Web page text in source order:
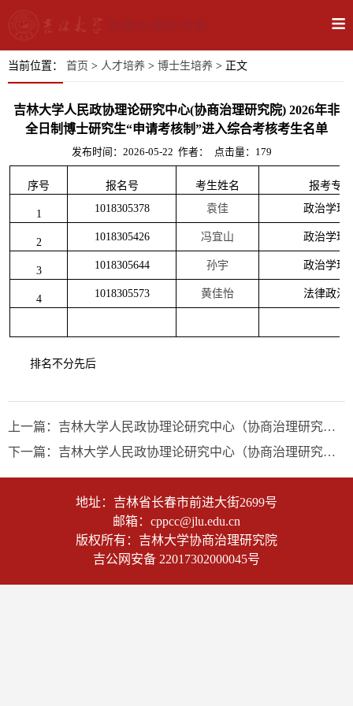
当前位置： 首页 > 人才培养 > 博士生培养 > 正文
吉林大学人民政协理论研究中心(协商治理研究院) 2026年非
全日制博士研究生“申请考核制”进入综合考核考生名单
发布时间：2026-05-22 作者： 点击量： 179
序号 报名号 考生姓名 报考专业
1 1018305378 袁佳 政治学理
2 1018305426 冯宜山 政治学理
3 1018305644 孙宇 政治学理
4 1018305573 黄佳怡 法律政治
排名不分先后
上一篇： 吉林大学人民政协理论研究中心（协商治理研究院）2026年非全日制博士研究生“申请考核制”综合考核工作安排
下一篇： 吉林大学人民政协理论研究中心（协商治理研究院)2026年招收攻读非全日制博士学位研究生招生简章
地址：吉林省长春市前进大街2699号
邮箱：cppcc@jlu.edu.cn
版权所有：吉林大学协商治理研究院
吉公网安备 22017302000045号